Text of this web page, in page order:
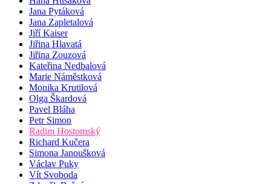
Jana Pytáková
Jana Zapletalová
Jiří Kaiser
Jiřina Hlavatá
Jiřina Zouzová
Kateřina Nedbalová
Marie Náměstková
Monika Krutilová
Olga Škardová
Pavel Bláha
Petr Simon
Radim Hostomský
Richard Kučera
Simona Janoušková
Václav Puky
Vít Svoboda